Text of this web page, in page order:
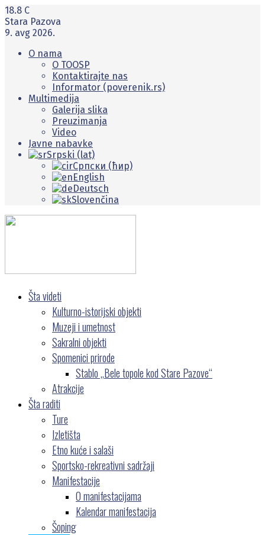
18.8 C
Stara Pazova
9. avg 2026.
O nama
O TOOSP
Kontaktirajte nas
Informator (poverenik.rs)
Multimedija
Galerija slika
Preuzimanja
Video
Javne nabavke
Srpski (lat)
Српски (ћир)
English
Deutsch
Slovenčina
Šta videti
Kulturno-istorijski objekti
Muzeji i umetnost
Sakralni objekti
Spomenici prirode
Stablo „Bele topole kod Stare Pazove“
Atrakcije
Šta raditi
Ture
Izletišta
Etno kuće i salaši
Sportsko-rekreativni sadržaji
Manifestacije
O manifestacijama
Kalendar manifestacija
Šoping